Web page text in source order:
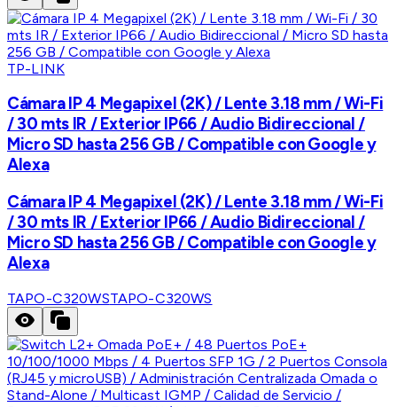
TP-LINK
Cámara IP 4 Megapixel (2K) / Lente 3.18 mm / Wi-Fi
/ 30 mts IR / Exterior IP66 / Audio Bidireccional /
Micro SD hasta 256 GB / Compatible con Google y
Alexa
Cámara IP 4 Megapixel (2K) / Lente 3.18 mm / Wi-Fi
/ 30 mts IR / Exterior IP66 / Audio Bidireccional /
Micro SD hasta 256 GB / Compatible con Google y
Alexa
TAPO-C320WSTAPO-C320WS